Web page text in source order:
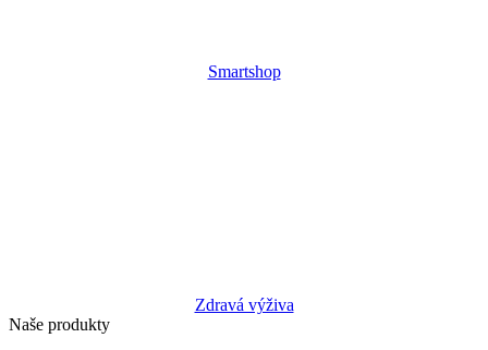
Smartshop
Zdravá výživa
Naše produkty